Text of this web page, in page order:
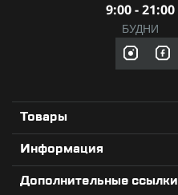
9:00 - 21:00
БУДНИ
Товары
Информация
Дополнительные ссылки